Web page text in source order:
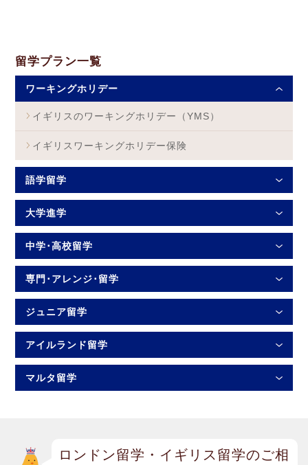
留学プラン一覧
ワーキングホリデー
イギリスのワーキングホリデー（YMS）
イギリスワーキングホリデー保険
語学留学
大学進学
中学･高校留学
専門･アレンジ･留学
ジュニア留学
アイルランド留学
マルタ留学
ロンドン留学・イギリス留学のご相